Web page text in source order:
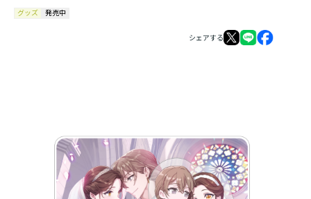
グッズ 発売中
シェアする